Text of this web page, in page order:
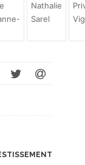
Nathalie
Sarel